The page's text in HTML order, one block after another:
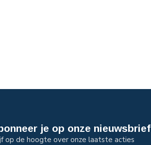
je op onze nieuwsbrief
op de hoogte over onze laatste acties